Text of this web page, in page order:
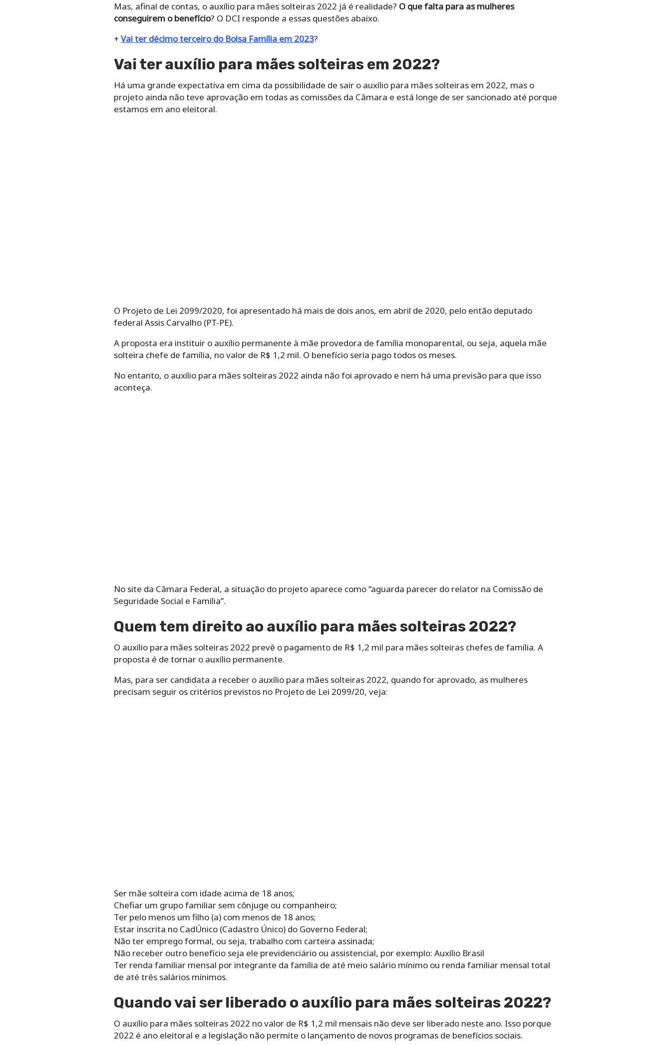
Mas, afinal de contas, o auxílio para mães solteiras 2022 já é realidade? O que falta para as mulheres
conseguirem o benefício? O DCI responde a essas questões abaixo.
+ Vai ter décimo terceiro do Bolsa Família em 2023?
Vai ter auxílio para mães solteiras em 2022?
Há uma grande expectativa em cima da possibilidade de sair o auxílio para mães solteiras em 2022, mas o
projeto ainda não teve aprovação em todas as comissões da Câmara e está longe de ser sancionado até porque
estamos em ano eleitoral.
O Projeto de Lei 2099/2020, foi apresentado há mais de dois anos, em abril de 2020, pelo então deputado
federal Assis Carvalho (PT-PE).
A proposta era instituir o auxílio permanente à mãe provedora de família monoparental, ou seja, aquela mãe
solteira chefe de família, no valor de R$ 1,2 mil. O benefício seria pago todos os meses.
No entanto, o auxílio para mães solteiras 2022 ainda não foi aprovado e nem há uma previsão para que isso
aconteça.
No site da Câmara Federal, a situação do projeto aparece como “aguarda parecer do relator na Comissão de
Seguridade Social e Família”.
Quem tem direito ao auxílio para mães solteiras 2022?
O auxílio para mães solteiras 2022 prevê o pagamento de R$ 1,2 mil para mães solteiras chefes de família. A
proposta é de tornar o auxílio permanente.
Mas, para ser candidata a receber o auxílio para mães solteiras 2022, quando for aprovado, as mulheres
precisam seguir os critérios previstos no Projeto de Lei 2099/20, veja:
Ser mãe solteira com idade acima de 18 anos;
Chefiar um grupo familiar sem cônjuge ou companheiro;
Ter pelo menos um filho (a) com menos de 18 anos;
Estar inscrita no CadÚnico (Cadastro Único) do Governo Federal;
Não ter emprego formal, ou seja, trabalho com carteira assinada;
Não receber outro benefício seja ele previdenciário ou assistencial, por exemplo: Auxílio Brasil
Ter renda familiar mensal por integrante da família de até meio salário mínimo ou renda familiar mensal total
de até três salários mínimos.
Quando vai ser liberado o auxílio para mães solteiras 2022?
O auxílio para mães solteiras 2022 no valor de R$ 1,2 mil mensais não deve ser liberado neste ano. Isso porque
2022 é ano eleitoral e a legislação não permite o lançamento de novos programas de benefícios sociais.